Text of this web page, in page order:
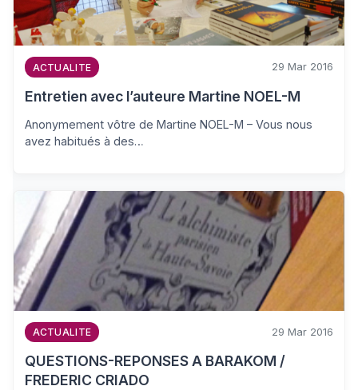
ACTUALITE 29 Mar 2016
Entretien avec l’auteure Martine NOEL-M
Anonymement vôtre de Martine NOEL-M – Vous nous
avez habitués à des…
ACTUALITE 29 Mar 2016
QUESTIONS-REPONSES A BARAKOM /
FREDERIC CRIADO